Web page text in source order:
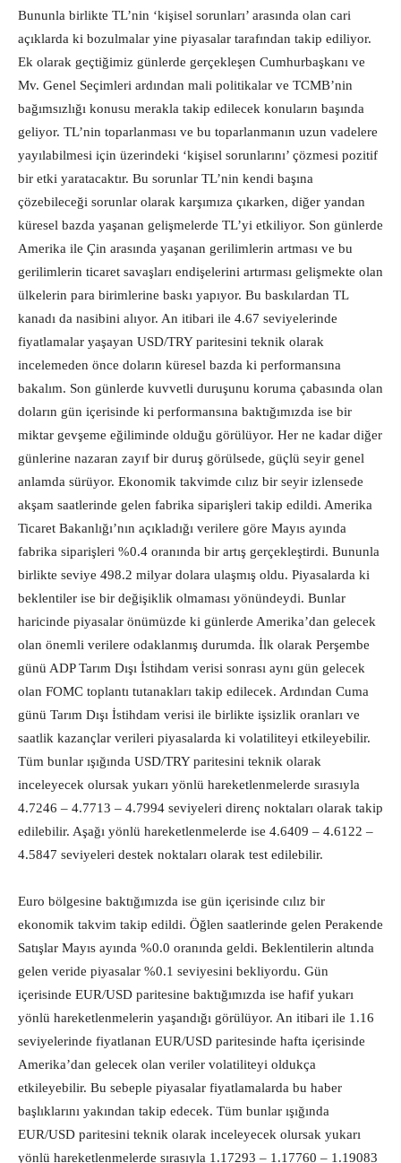
Bununla birlikte TL’nin ‘kişisel sorunları’ arasında olan cari
açıklarda ki bozulmalar yine piyasalar tarafından takip ediliyor.
Ek olarak geçtiğimiz günlerde gerçekleşen Cumhurbaşkanı ve
Mv. Genel Seçimleri ardından mali politikalar ve TCMB’nin
bağımsızlığı konusu merakla takip edilecek konuların başında
geliyor. TL’nin toparlanması ve bu toparlanmanın uzun vadelere
yayılabilmesi için üzerindeki ‘kişisel sorunlarını’ çözmesi pozitif
bir etki yaratacaktır. Bu sorunlar TL’nin kendi başına
çözebileceği sorunlar olarak karşımıza çıkarken, diğer yandan
küresel bazda yaşanan gelişmelerde TL’yi etkiliyor. Son günlerde
Amerika ile Çin arasında yaşanan gerilimlerin artması ve bu
gerilimlerin ticaret savaşları endişelerini artırması gelişmekte olan
ülkelerin para birimlerine baskı yapıyor. Bu baskılardan TL
kanadı da nasibini alıyor. An itibari ile 4.67 seviyelerinde
fiyatlamalar yaşayan USD/TRY paritesini teknik olarak
incelemeden önce doların küresel bazda ki performansına
bakalım. Son günlerde kuvvetli duruşunu koruma çabasında olan
doların gün içerisinde ki performansına baktığımızda ise bir
miktar gevşeme eğiliminde olduğu görülüyor. Her ne kadar diğer
günlerine nazaran zayıf bir duruş görülsede, güçlü seyir genel
anlamda sürüyor. Ekonomik takvimde cılız bir seyir izlensede
akşam saatlerinde gelen fabrika siparişleri takip edildi. Amerika
Ticaret Bakanlığı’nın açıkladığı verilere göre Mayıs ayında
fabrika siparişleri %0.4 oranında bir artış gerçekleştirdi. Bununla
birlikte seviye 498.2 milyar dolara ulaşmış oldu. Piyasalarda ki
beklentiler ise bir değişiklik olmaması yönündeydi. Bunlar
haricinde piyasalar önümüzde ki günlerde Amerika’dan gelecek
olan önemli verilere odaklanmış durumda. İlk olarak Perşembe
günü ADP Tarım Dışı İstihdam verisi sonrası aynı gün gelecek
olan FOMC toplantı tutanakları takip edilecek. Ardından Cuma
günü Tarım Dışı İstihdam verisi ile birlikte işsizlik oranları ve
saatlik kazançlar verileri piyasalarda ki volatiliteyi etkileyebilir.
Tüm bunlar ışığında USD/TRY paritesini teknik olarak
inceleyecek olursak yukarı yönlü hareketlenmelerde sırasıyla
4.7246 – 4.7713 – 4.7994 seviyeleri direnç noktaları olarak takip
edilebilir. Aşağı yönlü hareketlenmelerde ise 4.6409 – 4.6122 –
4.5847 seviyeleri destek noktaları olarak test edilebilir.
Euro bölgesine baktığımızda ise gün içerisinde cılız bir
ekonomik takvim takip edildi. Öğlen saatlerinde gelen Perakende
Satışlar Mayıs ayında %0.0 oranında geldi. Beklentilerin altında
gelen veride piyasalar %0.1 seviyesini bekliyordu. Gün
içerisinde EUR/USD paritesine baktığımızda ise hafif yukarı
yönlü hareketlenmelerin yaşandığı görülüyor. An itibari ile 1.16
seviyelerinde fiyatlanan EUR/USD paritesinde hafta içerisinde
Amerika’dan gelecek olan veriler volatiliteyi oldukça
etkileyebilir. Bu sebeple piyasalar fiyatlamalarda bu haber
başlıklarını yakından takip edecek. Tüm bunlar ışığında
EUR/USD paritesini teknik olarak inceleyecek olursak yukarı
yönlü hareketlenmelerde sırasıyla 1.17293 – 1.17760 – 1.19083